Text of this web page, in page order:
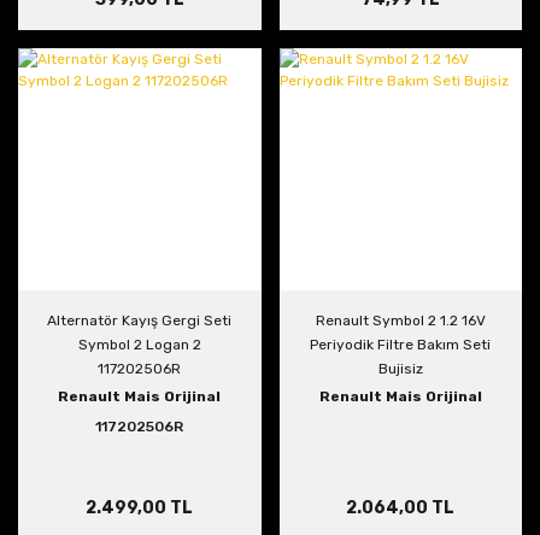
Alternatör Kayış Gergi Seti
Symbol 2 Logan 2
117202506R
Renault Mais Orijinal
117202506R
2.499,00 TL
Renault Symbol 2 1.2 16V
Periyodik Filtre Bakım Seti
Bujisiz
Renault Mais Orijinal
2.064,00 TL